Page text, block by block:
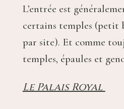
L’entrée est
certains temples (petit
par site). Et comme
temples, épaules et
Le Palais Royal